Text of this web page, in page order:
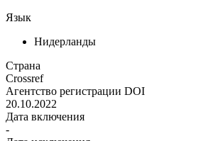
Язык
Нидерланды
Страна
Crossref
Агентство регистрации DOI
20.10.2022
Дата включения
-